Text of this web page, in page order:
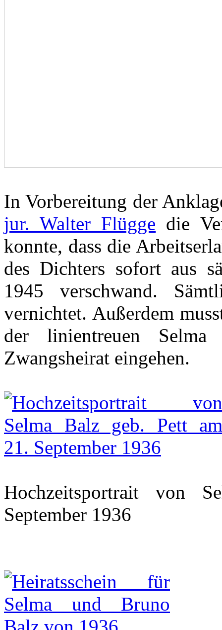
In Vorbereitung der
jur. Walter Flügge die
konnte, dass die
des Dichters sofort aus
1945 verschwand.
vernichtet. Außerdem
der linientreuen
Zwangsheirat eingehen.
Hochzeitsportrait von
September 1936